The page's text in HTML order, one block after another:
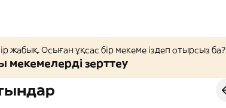
жабық. Осыған ұқсас бір мекеме іздеп отырсыз ба?
мекемелерді зерттеу